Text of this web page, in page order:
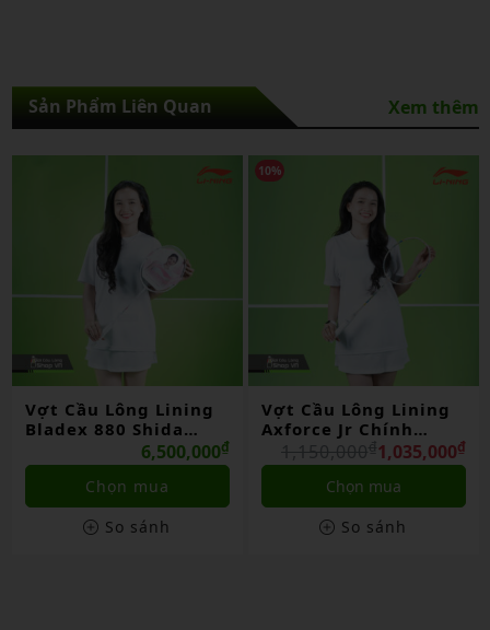
Sản Phẩm Liên Quan Xem thêm
Vợt Cầu Lông Lining
Axforce Jr Chính
1,035,000₫
Chọn mua
So sánh
10%
Vợt Cầu Lông Lining
3d Calibar 800 Chính
Hãng
3,510,000₫
3,900,000₫
Liên hệ
So sánh